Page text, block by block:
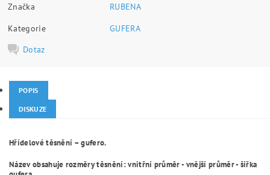
Značka
RUBENA
Kategorie
GUFERA
Dotaz
POPIS
DISKUZE
Hřídelové těsnění – gufero.
Název obsahuje rozměry těsnění: vnitřní průměr - vnější průměr - šířka